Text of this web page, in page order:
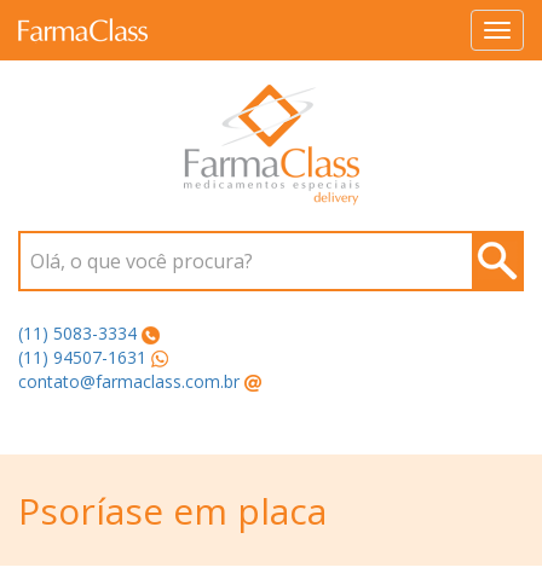
Olá, o que você procura?
(11) 5083-3334
(11) 94507-1631
contato@farmaclass.com.br
Psoríase em placa